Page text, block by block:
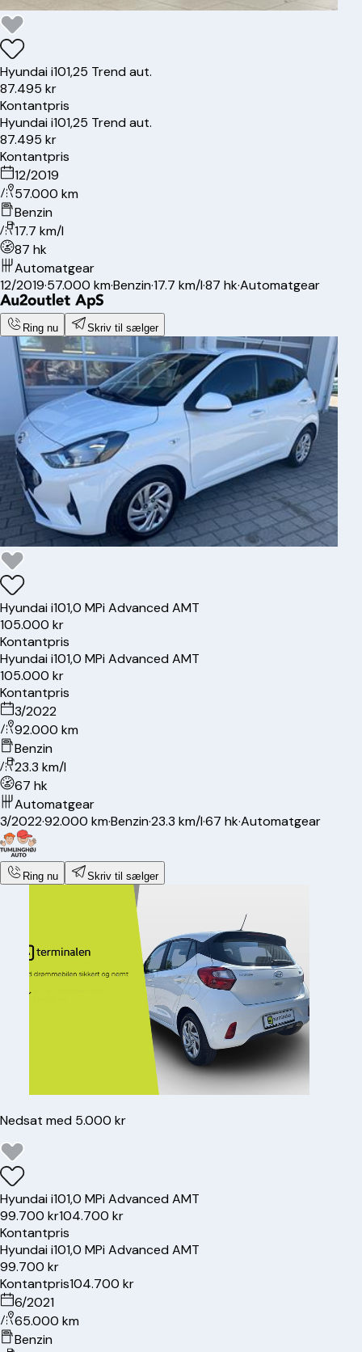
Hyundaii101,25 Trend aut.
87.495 kr
Kontantpris
Hyundaii101,25 Trend aut.
87.495 kr
Kontantpris
12/2019
57.000 km
Benzin
17.7 km/l
87 hk
Automatgear
12/2019·57.000 km·Benzin·17.7 km/l·87 hk·Automatgear
Ring nu Skriv til sælger
Hyundaii101,0 MPi Advanced AMT
105.000 kr
Kontantpris
Hyundaii101,0 MPi Advanced AMT
105.000 kr
Kontantpris
3/2022
92.000 km
Benzin
23.3 km/l
67 hk
Automatgear
3/2022·92.000 km·Benzin·23.3 km/l·67 hk·Automatgear
Ring nu Skriv til sælger
Nedsat med 5.000 kr
Hyundaii101,0 MPi Advanced AMT
99.700 kr104.700 kr
Kontantpris
Hyundaii101,0 MPi Advanced AMT
99.700 kr
Kontantpris104.700 kr
6/2021
65.000 km
Benzin